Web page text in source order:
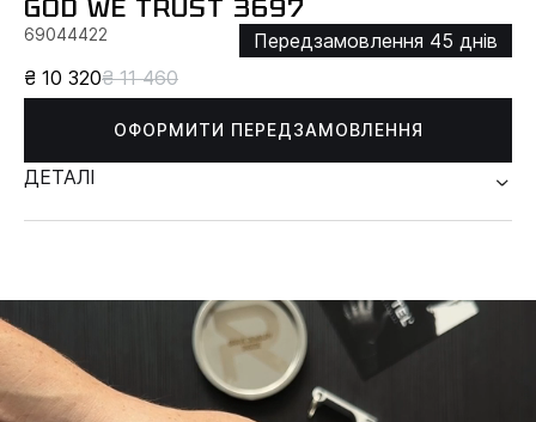
GOD WE TRUST 3697
69044422
Передзамовлення 45 днів
₴ 10 320₴ 11 460
ОФОРМИТИ ПЕРЕДЗАМОВЛЕННЯ
ДЕТАЛІ